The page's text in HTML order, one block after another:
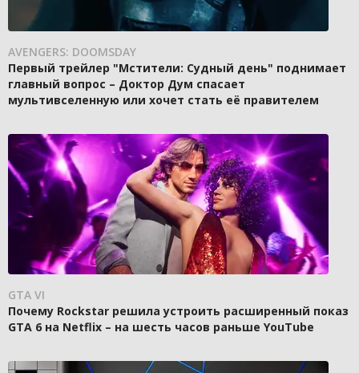
AVENGERS: DOOMSDAY
Первый трейлер "Мстители: Судный день" поднимает
главный вопрос – Доктор Дум спасает
мультивселенную или хочет стать её правителем
GTA VI
Почему Rockstar решила устроить расширенный показ
GTA 6 на Netflix – на шесть часов раньше YouTube